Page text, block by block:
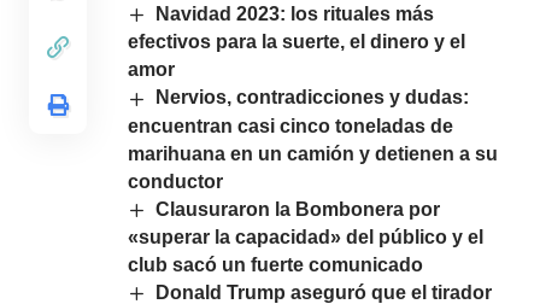
Navidad 2023: los rituales más
efectivos para la suerte, el dinero y el
amor
Nervios, contradicciones y dudas:
encuentran casi cinco toneladas de
marihuana en un camión y detienen a su
conductor
Clausuraron la Bombonera por
«superar la capacidad» del público y el
club sacó un fuerte comunicado
Donald Trump aseguró que el tirador